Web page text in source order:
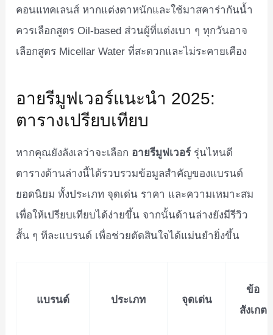
คอนแทคเลนส์ หากแต่งตาหนักและใช้มาสคาร่ากันน้ำ
ควรเลือกสูตร Oil-based ส่วนผู้ที่แต่งเบา ๆ ทุกวันอาจ
เลือกสูตร Micellar Water ที่สะดวกและไม่ระคายเคือง
อายรีมูฟเวอร์แนะนำ 2025:
ตารางเปรียบเทียบ
หากคุณยังลังเลว่าจะเลือก อายรีมูฟเวอร์รุ่นไหนดี
ตารางด้านล่างนี้ได้รวบรวมข้อมูลสำคัญของแบรนด์
ยอดนิยม ทั้งประเภท จุดเด่น ราคา และความเหมาะสม
เพื่อให้เปรียบเทียบได้ง่ายขึ้น จากนั้นด้านล่างยังมีรีวิว
สั้น ๆ ทีละแบรนด์ เพื่อช่วยตัดสินใจได้แม่นยำยิ่งขึ้น
แบรนด์ ประเภท จุดเด่น
ข้อ
สังเกต